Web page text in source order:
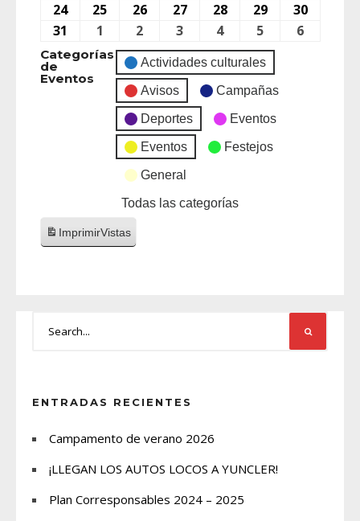
24
25 26 27 28 29
30
31
1 2 3 4 5 6
Categorías
de
Eventos
Actividades culturales
Avisos Campañas
Deportes Eventos
Eventos Festejos
General
Todas las categorías
ImprimirVistas
ENTRADAS RECIENTES
Campamento de verano 2026
¡LLEGAN LOS AUTOS LOCOS A YUNCLER!
Plan Corresponsables 2024 – 2025